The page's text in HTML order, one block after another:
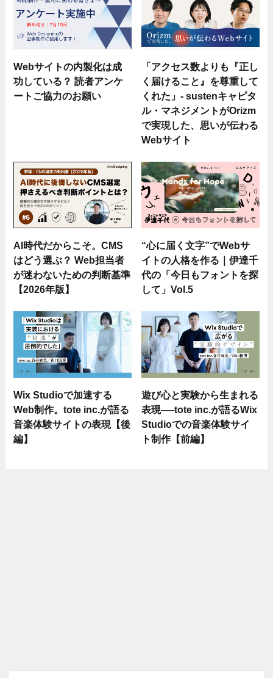
Webサイトの内製化は成
功している？ 読者アンケ
ートご協力のお願い
「アクセス数よりも『正し
く届けること』を尊重して
くれた」- sustenキャピタ
ル・マネジメントがOrizm
で実現した、思いが伝わる
Webサイト
AI時代だからこそ。CMS
はどう選ぶ？ Web担当者
が迷わないための判断基準
【2026年版】
“心に届く文字”でWebサ
イトの人格を作る｜伊達千
代の「今日もフォントを探
して」Vol.5
Wix Studioで加速する
Web制作。tote inc.が語る
音楽体験サイトの表現【後
編】
遊び心と実験から生まれる
表現──tote inc.が語るWix
Studioでの音楽体験サイ
ト制作【前編】